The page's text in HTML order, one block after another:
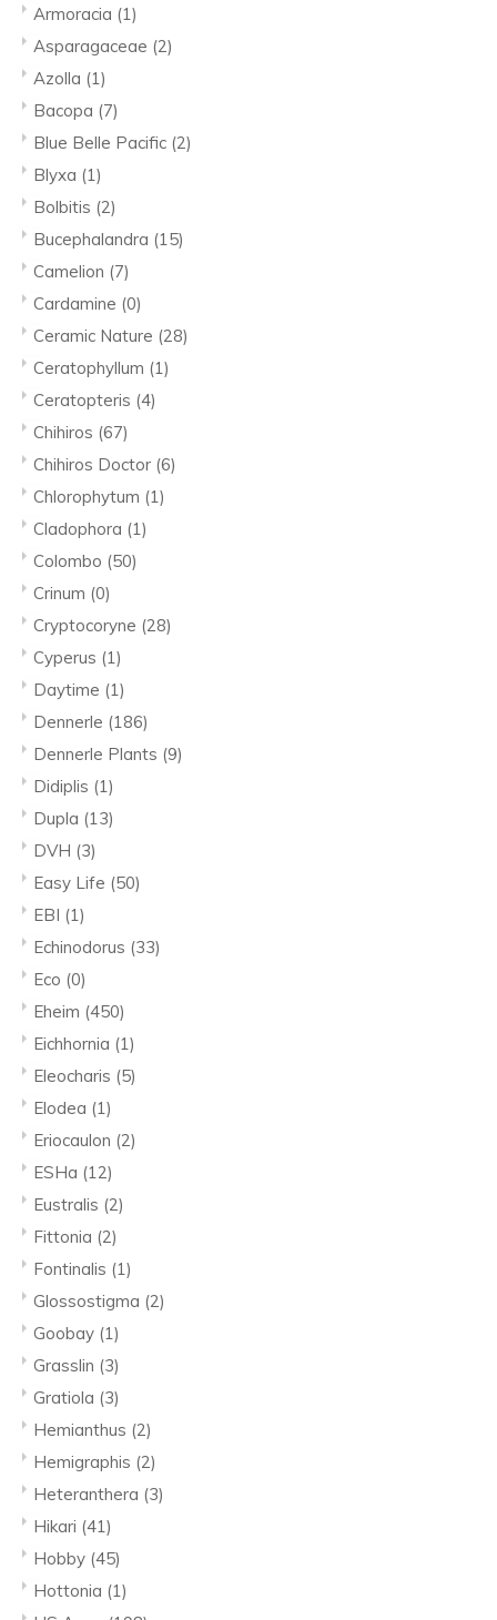
Armoracia (1)
Asparagaceae (2)
Azolla (1)
Bacopa (7)
Blue Belle Pacific (2)
Blyxa (1)
Bolbitis (2)
Bucephalandra (15)
Camelion (7)
Cardamine (0)
Ceramic Nature (28)
Ceratophyllum (1)
Ceratopteris (4)
Chihiros (67)
Chihiros Doctor (6)
Chlorophytum (1)
Cladophora (1)
Colombo (50)
Crinum (0)
Cryptocoryne (28)
Cyperus (1)
Daytime (1)
Dennerle (186)
Dennerle Plants (9)
Didiplis (1)
Dupla (13)
DVH (3)
Easy Life (50)
EBI (1)
Echinodorus (33)
Eco (0)
Eheim (450)
Eichhornia (1)
Eleocharis (5)
Elodea (1)
Eriocaulon (2)
ESHa (12)
Eustralis (2)
Fittonia (2)
Fontinalis (1)
Glossostigma (2)
Goobay (1)
Grasslin (3)
Gratiola (3)
Hemianthus (2)
Hemigraphis (2)
Heteranthera (3)
Hikari (41)
Hobby (45)
Hottonia (1)